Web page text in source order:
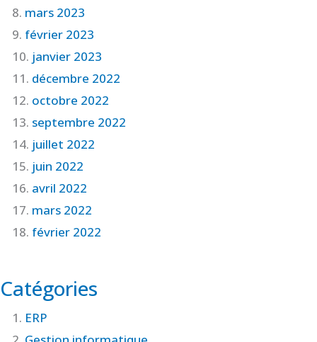
mars 2023
février 2023
janvier 2023
décembre 2022
octobre 2022
septembre 2022
juillet 2022
juin 2022
avril 2022
mars 2022
février 2022
Catégories
ERP